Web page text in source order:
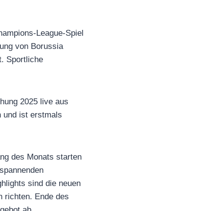
League-Spiel
von Borussia
Sportliche
2025 live aus
und ist erstmals
des Monats starten
sind die neuen
richten. Ende des